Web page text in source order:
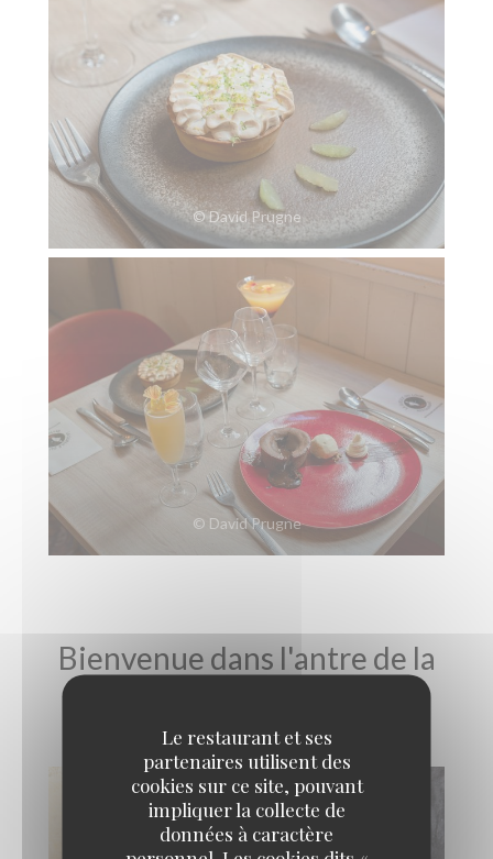
Le restaurant et ses
partenaires utilisent des
cookies sur ce site, pouvant
impliquer la collecte de
données à caractère
© David Prugne
© David Prugne
Bienvenue dans l'antre de la